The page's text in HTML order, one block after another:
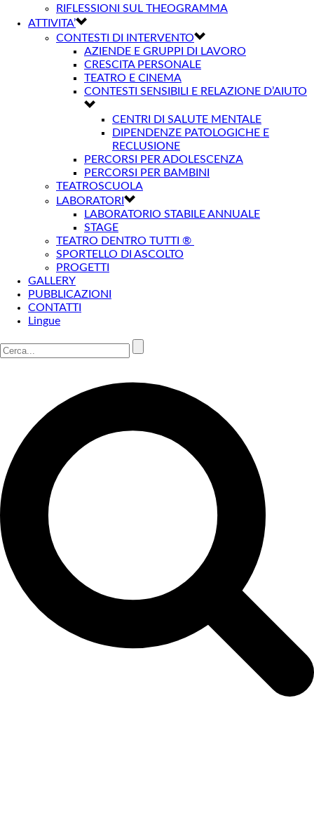
RIFLESSIONI SUL THEOGRAMMA
ATTIVITA’
CONTESTI DI INTERVENTO
AZIENDE E GRUPPI DI LAVORO
CRESCITA PERSONALE
TEATRO E CINEMA
CONTESTI SENSIBILI E RELAZIONE D’AIUTO
CENTRI DI SALUTE MENTALE
DIPENDENZE PATOLOGICHE E
RECLUSIONE
PERCORSI PER ADOLESCENZA
PERCORSI PER BAMBINI
TEATROSCUOLA
LABORATORI
LABORATORIO STABILE ANNUALE
STAGE
TEATRO DENTRO TUTTI ®
SPORTELLO DI ASCOLTO
PROGETTI
GALLERY
PUBBLICAZIONI
CONTATTI
Lingue